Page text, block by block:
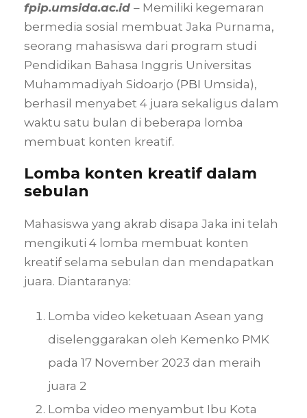
fpip.umsida.ac.id – Memiliki kegemaran
bermedia sosial membuat Jaka Purnama,
seorang mahasiswa dari program studi
Pendidikan Bahasa Inggris Universitas
Muhammadiyah Sidoarjo (PBI Umsida),
berhasil menyabet 4 juara sekaligus dalam
waktu satu bulan di beberapa lomba
membuat konten kreatif.
Lomba konten kreatif dalam
sebulan
Mahasiswa yang akrab disapa Jaka ini telah
mengikuti 4 lomba membuat konten
kreatif selama sebulan dan mendapatkan
juara. Diantaranya:
Lomba video keketuaan Asean yang
diselenggarakan oleh Kemenko PMK
pada 17 November 2023 dan meraih
juara 2
Lomba video menyambut Ibu Kota